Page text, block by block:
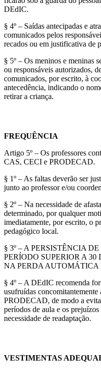
DEdIC.
§ 4º – Saídas antecipadas e
comunicados pelos
recados ou em justificativa de
§ 5º – Os meninos e meninas
ou responsáveis autorizados,
comunicados, por escrito, à
antecedência, indicando o
retirar a criança.
FREQUÊNCIA
Artigo 5º – Os professores
CAS, CECI e PRODECAD.
§ 1º – As faltas deverão ser
junto ao professor e/ou
§ 2º – Na necessidade de
determinado, por qualquer
imediatamente, por escrito, o
pedagógico local.
§ 3º – A PERSISTÊNCIA
PERÍODO SUPERIOR A
NA PERDA AUTOMÁTICA
§ 4º – A DEdIC recomenda
usufruídas
PRODECAD, de modo a
períodos de aula e os
necessidade de readaptação.
VESTIMENTAS